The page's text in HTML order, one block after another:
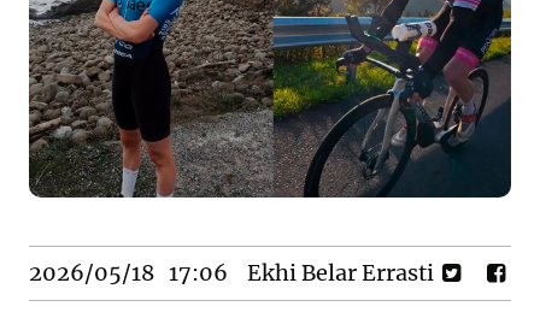
2026/05/18 17:06 Ekhi Belar Errasti